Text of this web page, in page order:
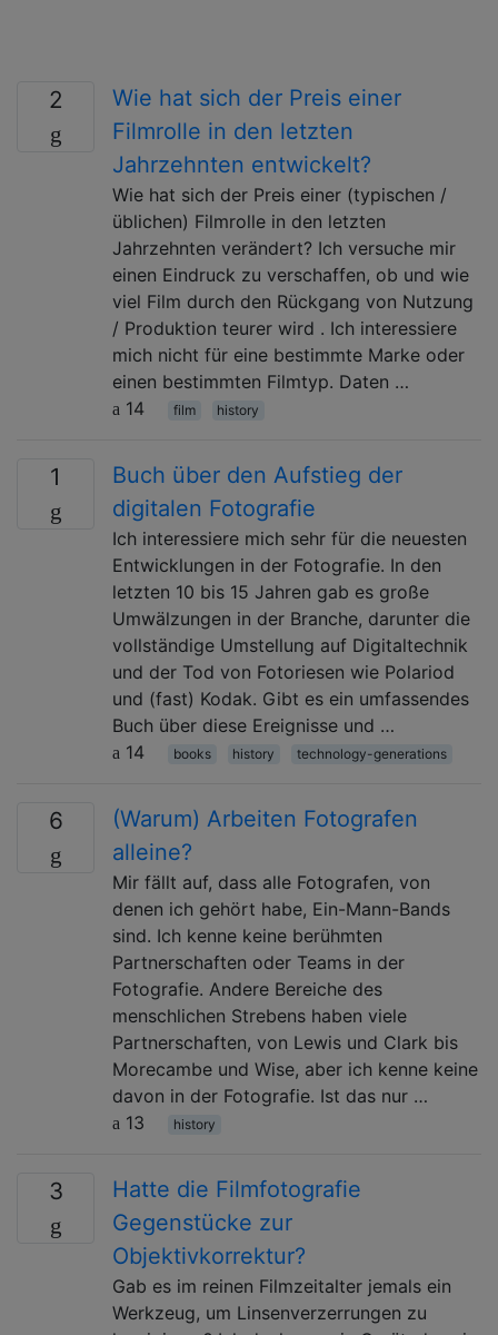
2
Wie hat sich der Preis einer
Filmrolle in den letzten
Jahrzehnten entwickelt?
Wie hat sich der Preis einer (typischen /
üblichen) Filmrolle in den letzten
Jahrzehnten verändert? Ich versuche mir
einen Eindruck zu verschaffen, ob und wie
viel Film durch den Rückgang von Nutzung
/ Produktion teurer wird . Ich interessiere
mich nicht für eine bestimmte Marke oder
einen bestimmten Filmtyp. Daten …
14
film history
1
Buch über den Aufstieg der
digitalen Fotografie
Ich interessiere mich sehr für die neuesten
Entwicklungen in der Fotografie. In den
letzten 10 bis 15 Jahren gab es große
Umwälzungen in der Branche, darunter die
vollständige Umstellung auf Digitaltechnik
und der Tod von Fotoriesen wie Polariod
und (fast) Kodak. Gibt es ein umfassendes
Buch über diese Ereignisse und …
14
books history technology-generations
6
(Warum) Arbeiten Fotografen
alleine?
Mir fällt auf, dass alle Fotografen, von
denen ich gehört habe, Ein-Mann-Bands
sind. Ich kenne keine berühmten
Partnerschaften oder Teams in der
Fotografie. Andere Bereiche des
menschlichen Strebens haben viele
Partnerschaften, von Lewis und Clark bis
Morecambe und Wise, aber ich kenne keine
davon in der Fotografie. Ist das nur …
13
history
3
Hatte die Filmfotografie
Gegenstücke zur
Objektivkorrektur?
Gab es im reinen Filmzeitalter jemals ein
Werkzeug, um Linsenverzerrungen zu